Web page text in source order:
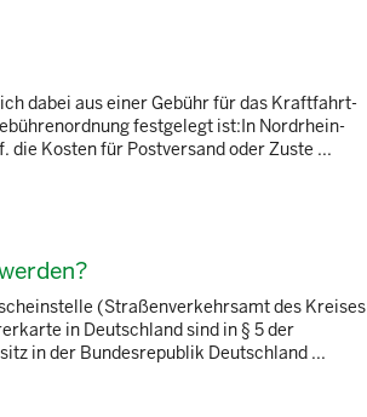
dabei aus einer Gebühr für das Kraftfahrt-
festgelegt ist:In Nordrhein-
Kosten für Postversand oder Zuste ...
(Straßenverkehrsamt des Kreises
in Deutschland sind in § 5 der
in der Bundesrepublik Deutschland ...